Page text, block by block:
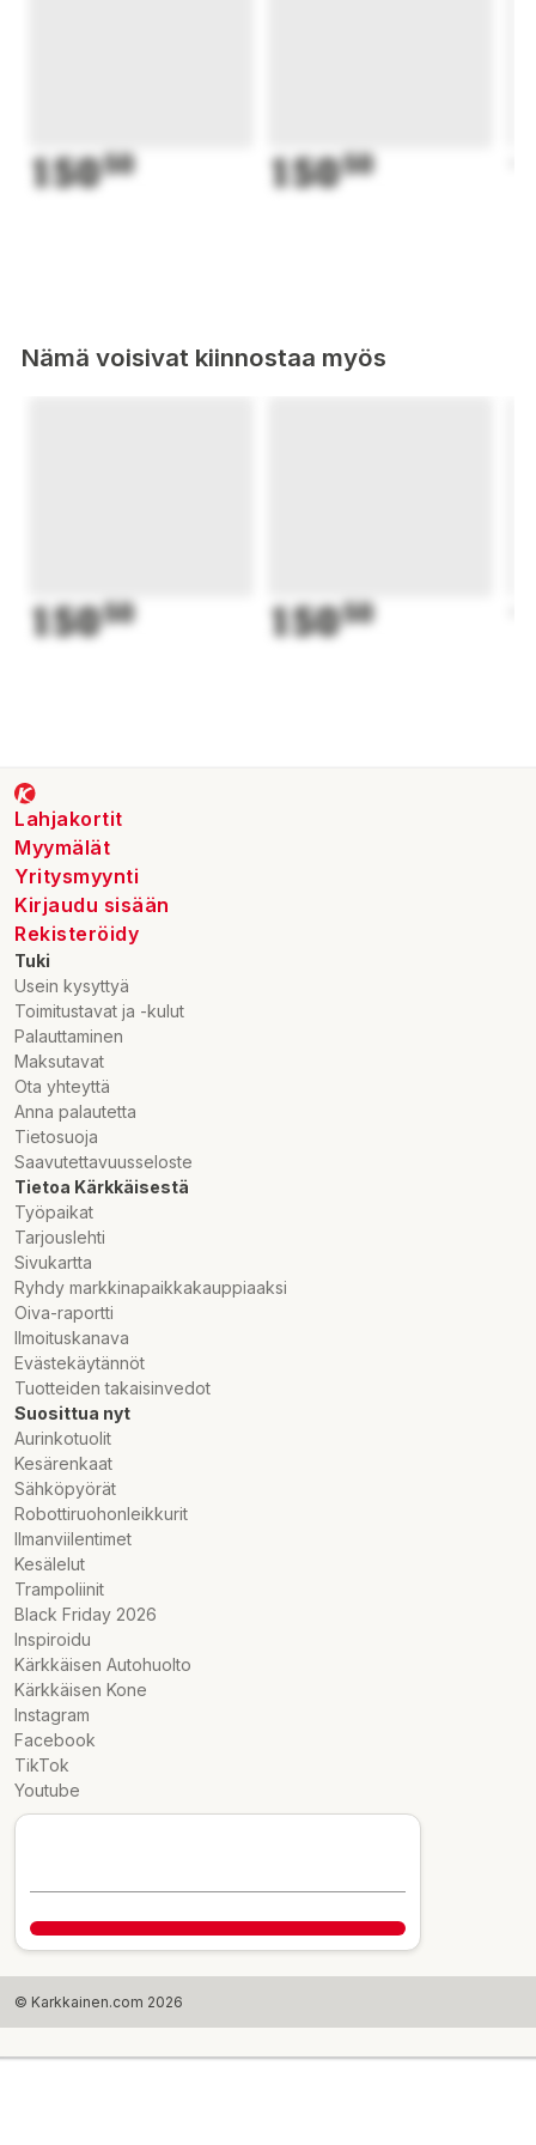
15050 15050
Nämä voisivat kiinnostaa myös
15050 15050
Lahjakortit
Myymälät
Yritysmyynti
Kirjaudu sisään
Rekisteröidy
Tuki
Usein kysyttyä
Toimitustavat ja -kulut
Palauttaminen
Maksutavat
Ota yhteyttä
Anna palautetta
Tietosuoja
Saavutettavuusseloste
Tietoa Kärkkäisestä
Työpaikat
Tarjouslehti
Sivukartta
Ryhdy markkinapaikkakauppiaaksi
Oiva-raportti
Ilmoituskanava
Evästekäytännöt
Tuotteiden takaisinvedot
Suosittua nyt
Aurinkotuolit
Kesärenkaat
Sähköpyörät
Robottiruohonleikkurit
Ilmanviilentimet
Kesälelut
Trampoliinit
Black Friday 2026
Inspiroidu
Kärkkäisen Autohuolto
Kärkkäisen Kone
Instagram
Facebook
TikTok
Youtube
© Karkkainen.com 2026